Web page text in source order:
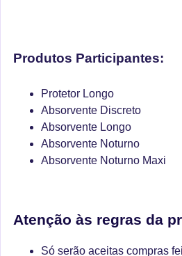
Produtos Participantes:
Protetor Longo
Absorvente Discreto
Absorvente Longo
Absorvente Noturno
Absorvente Noturno Maxi
Atenção às regras da
Só serão aceitas compras